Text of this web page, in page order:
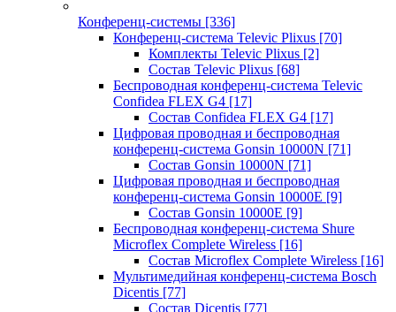
Конференц-системы [336]
Конференц-система Televic Plixus [70]
Комплекты Televic Plixus [2]
Состав Televic Plixus [68]
Беспроводная конференц-система Televic
Confidea FLEX G4 [17]
Состав Confidea FLEX G4 [17]
Цифровая проводная и беспроводная
конференц-система Gonsin 10000N [71]
Состав Gonsin 10000N [71]
Цифровая проводная и беспроводная
конференц-система Gonsin 10000E [9]
Состав Gonsin 10000E [9]
Беспроводная конференц-система Shure
Microflex Complete Wireless [16]
Состав Microflex Complete Wireless [16]
Мультимедийная конференц-система Bosch
Dicentis [77]
Состав Dicentis [77]